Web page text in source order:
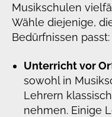
Musikschulen
Wähle diejenige,
Bedürfnissen passt:
Unterricht vor Or
sowohl in
Lehrern
nehmen. Einige